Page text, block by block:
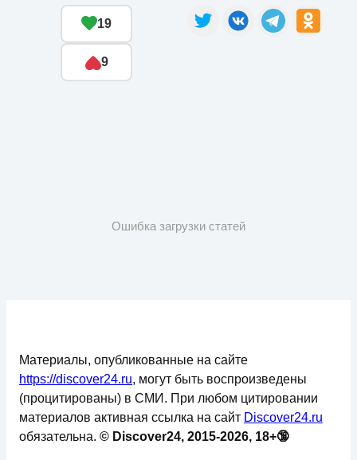
19
9
Ошибка загрузки статей
Материалы, опубликованные на сайте
https://discover24.ru, могут быть воспроизведены
(процитированы) в СМИ. При любом цитировании
материалов активная ссылка на сайт Discover24.ru
обязательна. © Discover24, 2015-2026, 18+🔞